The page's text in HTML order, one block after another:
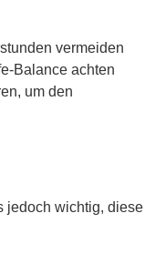
vermeiden
Balance achten
um den
jedoch wichtig, diese